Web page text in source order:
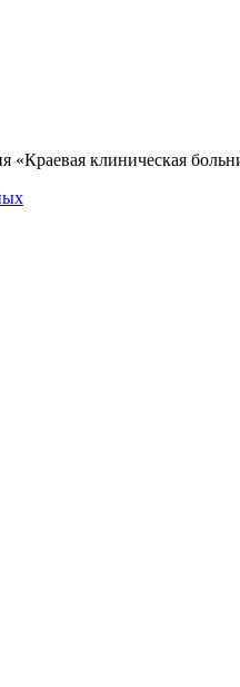
клиническая